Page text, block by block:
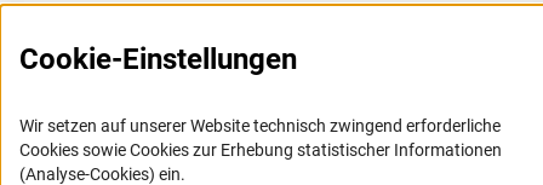
Presse
FAQ
Logo und Corporate Design
RSS-Feeds
Cookie-Einstellungen
Wir setzen auf unserer Website technisch zwingend erforderliche
Cookies sowie Cookies zur Erhebung statistischer Informationen
(Analyse-Cookies) ein.